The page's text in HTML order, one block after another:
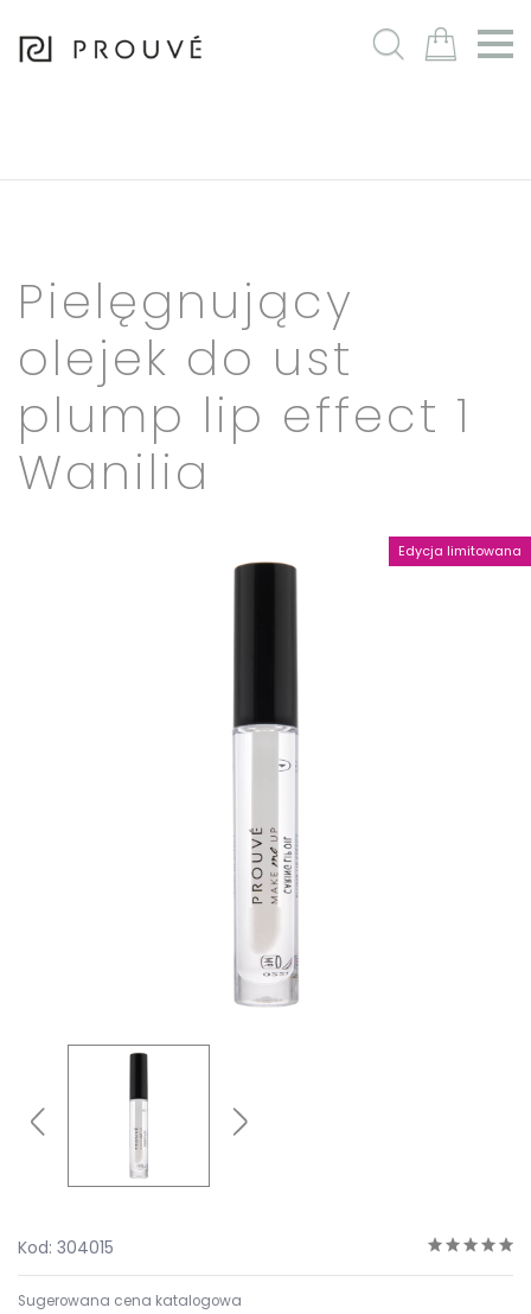
m
Pielęgnujący
olejek do ust
plump lip effect 1
Wanilia
Edycja limitowana
Kod: 304015
Sugerowana cena katalogowa